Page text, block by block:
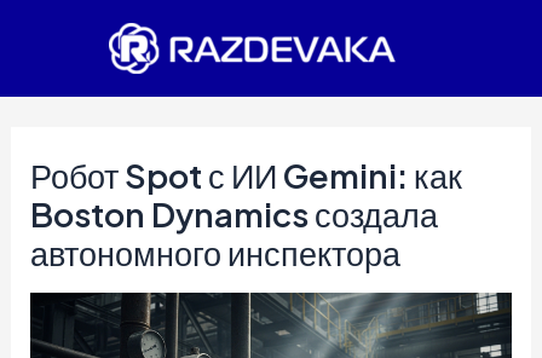
Робот Spot с ИИ Gemini: как
Boston Dynamics создала
автономного инспектора